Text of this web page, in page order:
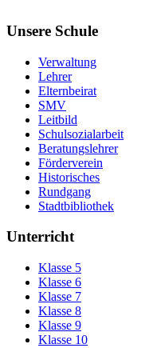
Unsere Schule
Verwaltung
Lehrer
Elternbeirat
SMV
Leitbild
Schulsozialarbeit
Beratungslehrer
Förderverein
Historisches
Rundgang
Stadtbibliothek
Unterricht
Klasse 5
Klasse 6
Klasse 7
Klasse 8
Klasse 9
Klasse 10